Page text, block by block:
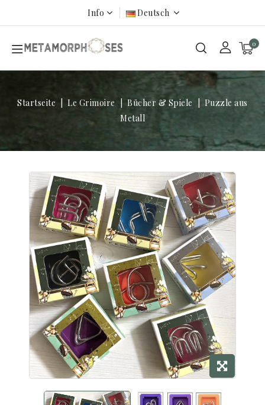
Info Deutsch
0
Startseite Le Grimoire Bücher & Spiele
Puzzle aus
Metall